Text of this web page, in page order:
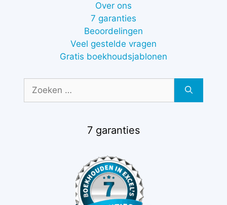
Over ons
7 garanties
Beoordelingen
Veel gestelde vragen
Gratis boekhoudsjablonen
Zoek
7 garanties